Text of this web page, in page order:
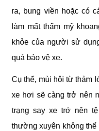
ra, bung viền hoặc có
làm mất thẩm mỹ
khỏe của người sử
quả bảo vệ xe.
Cụ thể, mùi hôi từ thảm
xe hơi sẽ càng trở nên
trạng say xe trở nên
thường xuyên không thể